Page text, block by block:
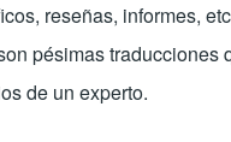
reseñas, informes,
pésimas
de un experto.